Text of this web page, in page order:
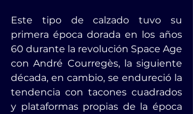
Este tipo de calzado tuvo su
primera época dorada en los años
60 durante la revolución Space Age
con André Courregès, la siguiente
década, en cambio, se endureció la
tendencia con tacones cuadrados
y plataformas propias de la época